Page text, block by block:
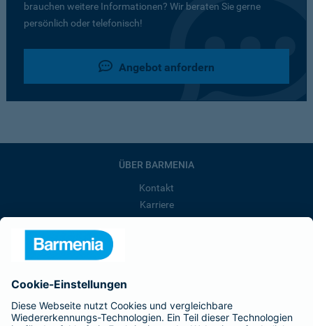
brauchen weitere Informationen? Wir beraten Sie gerne
persönlich oder telefonisch!
Angebot anfordern
ÜBER BARMENIA
Kontakt
Karriere
Barmenia ist Teil der BarmeniaGothaer
BELIEBTE SEITEN